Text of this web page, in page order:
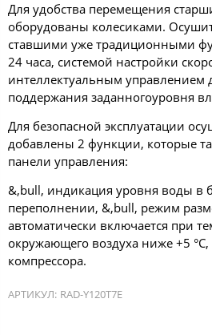
Для удобства перемещения
оборудованы колесиками.
ставшими уже традиционными
24 часа, системой настройки
интеллектуальным управлением
поддержания заданногоуровня
Для безопасной эксплуатации
добавлены 2 функции, которые
панели управления:
&,bull, индикация уровня воды в
переполнении, &,bull, режим
автоматически включается при
окружающего воздуха ниже +5 °C,
компрессора.
АРТИКУЛ: RAD-Y120T7E